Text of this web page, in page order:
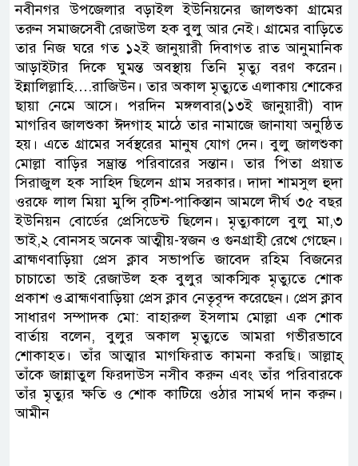
নবীনগর উপজেলার বড়াইল ইউনিয়নের জালশুকা গ্রামের
তরুন সমাজসেবী রেজাউল হক বুলু আর নেই। গ্রামের বাড়িতে
তার নিজ ঘরে গত ১২ই জানুয়ারী দিবাগত রাত আনুমানিক
আড়াইটার দিকে ঘুমন্ত অবস্থায় তিনি মৃত্যু বরণ করেন।
ইন্নালিল্লাহি….রাজিউন। তার অকাল মৃত্যুতে এলাকায় শোকের
ছায়া নেমে আসে। পরদিন মঙ্গলবার(১৩ই জানুয়ারী) বাদ
মাগরিব জালশুকা ঈদগাহ মাঠে তার নামাজে জানাযা অনুষ্ঠিত
হয়। এতে গ্রামের সর্বস্থরের মানুষ যোগ দেন। বুলু জালশুকা
মোল্লা বাড়ির সম্ভ্রান্ত পরিবারের সন্তান। তার পিতা প্রয়াত
সিরাজুল হক সাহিদ ছিলেন গ্রাম সরকার। দাদা শামসুল হুদা
ওরফে লাল মিয়া মুন্সি বৃটিশ-পাকিস্তান আমলে দীর্ঘ ৩৫ বছর
ইউনিয়ন বোর্ডের প্রেসিডেন্ট ছিলেন। মৃত্যুকালে বুলু মা,৩
ভাই,২ বোনসহ অনেক আত্মীয়-স্বজন ও গুনগ্রাহী রেখে গেছেন।
ব্রাহ্মণবাড়িয়া প্রেস ক্লাব সভাপতি জাবেদ রহিম বিজনের
চাচাতো ভাই রেজাউল হক বুলুর আকস্মিক মৃত্যুতে শোক
প্রকাশ ও ব্রাহ্মণবাড়িয়া প্রেস ক্লাব নেতৃবৃন্দ করেছেন। প্রেস ক্লাব
সাধারণ সম্পাদক মো: বাহারুল ইসলাম মোল্লা এক শোক
বার্তায় বলেন, বুলুর অকাল মৃত্যুতে আমরা গভীরভাবে
শোকাহত। তাঁর আত্মার মাগফিরাত কামনা করছি। আল্লাহ্
তাঁকে জান্নাতুল ফিরদাউস নসীব করুন এবং তাঁর পরিবারকে
তাঁর মৃত্যুর ক্ষতি ও শোক কাটিয়ে ওঠার সামর্থ দান করুন।
আমীন